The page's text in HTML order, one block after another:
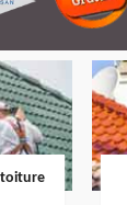
toiture